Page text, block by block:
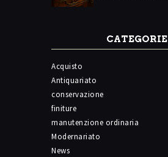
CATEGORIE
Acquisto
Antiquariato
conservazione
finiture
manutenzione ordinaria
Modernariato
News